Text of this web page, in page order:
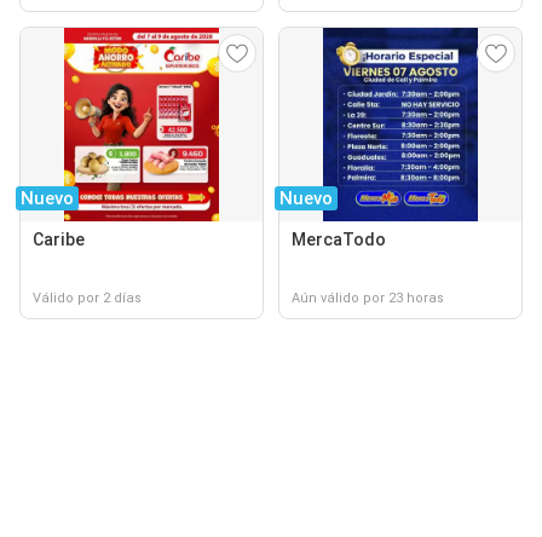
Nuevo
Caribe
Válido por 2 días
Nuevo
MercaTodo
Aún válido por 23 horas